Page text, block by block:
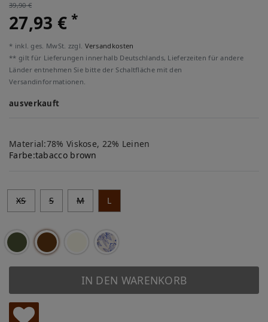
39,90 €
27,93 €*
* inkl. ges. MwSt. zzgl. Versandkosten
** gilt für Lieferungen innerhalb Deutschlands, Lieferzeiten für andere
Länder entnehmen Sie bitte der Schaltfläche mit den
Versandinformationen.
ausverkauft
Material:78% Viskose, 22% Leinen
Farbe:tabacco brown
XS S M L
IN DEN WARENKORB